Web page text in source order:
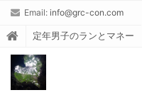
Email: info@grc-con.com
定年男子のランとマネー